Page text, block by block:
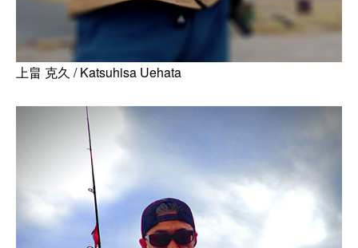
上畠 克久 / Katsuhisa Uehata